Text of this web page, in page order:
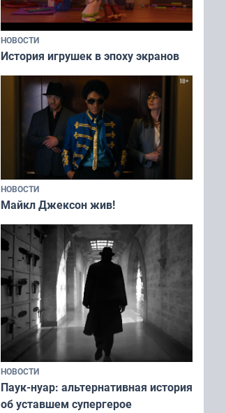
НОВОСТИ
История игрушек в эпоху экранов
НОВОСТИ
Майкл Джексон жив!
НОВОСТИ
Паук-нуар: альтернативная история
об уставшем супергерое